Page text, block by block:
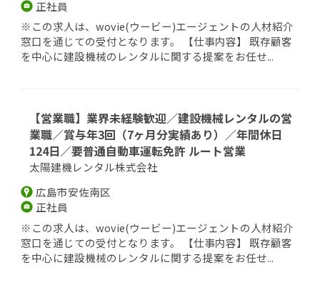
正社員
※この求人は、wovie(ウービー)エージェントの人材紹介
窓口を通じての受付となります。 【仕事内容】 既存顧客
を中心に建設機械のレンタルに関する提案をお任せ...
【営業職】業界未経験歓迎／建設機械レンタルの営
業職／賞与年3回（7ヶ月分実績あり）／年間休日
124日／要普通自動車運転免許 ルート営業
太陽建機レンタル株式会社
広島市安佐南区
正社員
※この求人は、wovie(ウービー)エージェントの人材紹介
窓口を通じての受付となります。 【仕事内容】 既存顧客
を中心に建設機械のレンタルに関する提案をお任せ...